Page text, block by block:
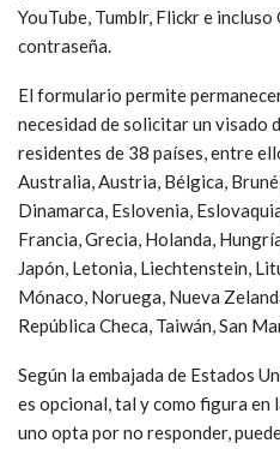
YouTube, Tumblr, Flickr e
contraseña.
El formulario permite
necesidad de solicitar un visado
residentes de 38 países, entre
Australia, Austria, Bélgica,
Dinamarca, Eslovenia,
Francia, Grecia, Holanda,
Japón, Letonia, Liechtenstein,
Mónaco, Noruega, Nueva
República Checa, Taiwán, San
Según la embajada de Estados
es opcional, tal y como figura en
uno opta por no responder,